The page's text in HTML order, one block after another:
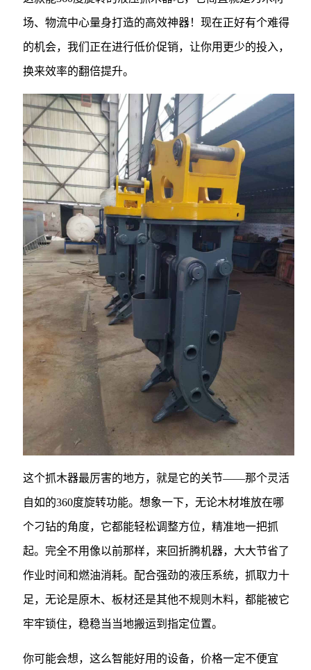
场、物流中心量身打造的高效神器！现在正好有个难得
的机会，我们正在进行低价促销，让你用更少的投入，
换来效率的翻倍提升。
这个抓木器最厉害的地方，就是它的关节——那个灵活
自如的360度旋转功能。想象一下，无论木材堆放在哪
个刁钻的角度，它都能轻松调整方位，精准地一把抓
起。完全不用像以前那样，来回折腾机器，大大节省了
作业时间和燃油消耗。配合强劲的液压系统，抓取力十
足，无论是原木、板材还是其他不规则木料，都能被它
牢牢锁住，稳稳当当地搬运到指定位置。
你可能会想，这么智能好用的设备，价格一定不便宜